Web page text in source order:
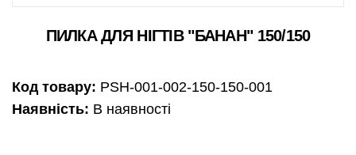
ПИЛКА ДЛЯ НІГТІВ "БАНАН" 150/150
Код товару: PSH-001-002-150-150-001
Наявність: В наявності